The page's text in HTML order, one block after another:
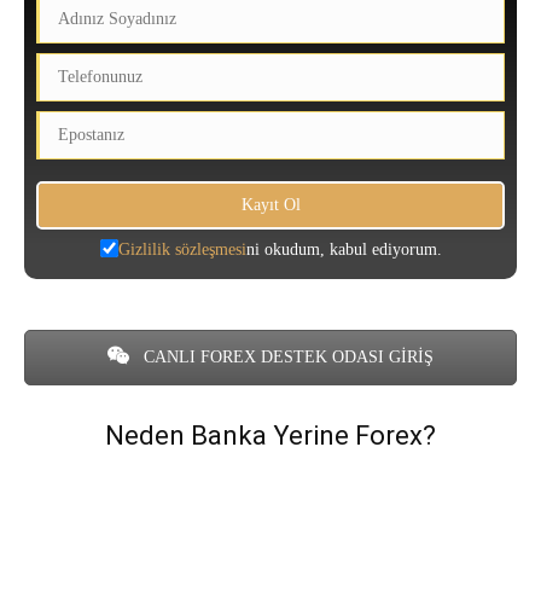
Gizlilik sözleşmesini okudum, kabul ediyorum.
CANLI FOREX DESTEK ODASI GİRİŞ
Neden Banka Yerine Forex?